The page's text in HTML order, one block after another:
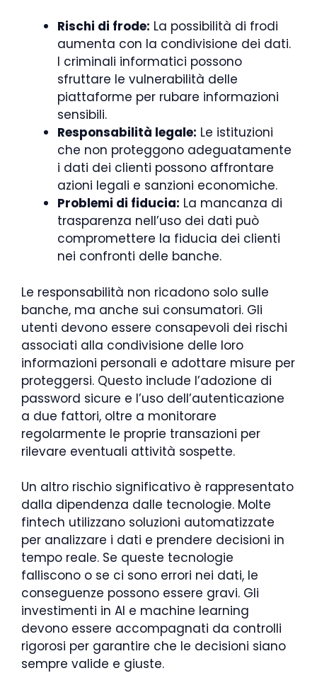
Rischi di frode: La possibilità di frodi
aumenta con la condivisione dei dati.
I criminali informatici possono
sfruttare le vulnerabilità delle
piattaforme per rubare informazioni
sensibili.
Responsabilità legale: Le istituzioni
che non proteggono adeguatamente
i dati dei clienti possono affrontare
azioni legali e sanzioni economiche.
Problemi di fiducia: La mancanza di
trasparenza nell’uso dei dati può
compromettere la fiducia dei clienti
nei confronti delle banche.
Le responsabilità non ricadono solo sulle
banche, ma anche sui consumatori. Gli
utenti devono essere consapevoli dei rischi
associati alla condivisione delle loro
informazioni personali e adottare misure per
proteggersi. Questo include l’adozione di
password sicure e l’uso dell’autenticazione
a due fattori, oltre a monitorare
regolarmente le proprie transazioni per
rilevare eventuali attività sospette.
Un altro rischio significativo è rappresentato
dalla dipendenza dalle tecnologie. Molte
fintech utilizzano soluzioni automatizzate
per analizzare i dati e prendere decisioni in
tempo reale. Se queste tecnologie
falliscono o se ci sono errori nei dati, le
conseguenze possono essere gravi. Gli
investimenti in AI e machine learning
devono essere accompagnati da controlli
rigorosi per garantire che le decisioni siano
sempre valide e giuste.